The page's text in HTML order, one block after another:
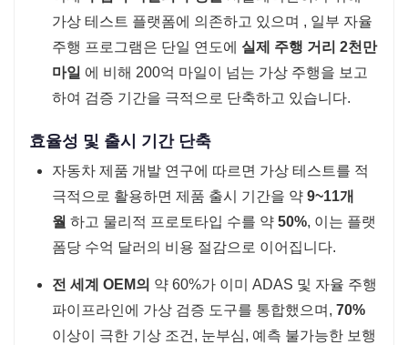
가상 테스트 플랫폼에 의존하고 있으며 , 일부 자율
주행 프로그램은 단일 연도에 실제 주행 거리 2천만
마일 에 비해 200억 마일이 넘는 가상 주행을 보고
하여 검증 기간을 극적으로 단축하고 있습니다.
효율성 및 출시 기간 단축
자동차 제품 개발 연구에 따르면 가상 테스트를 적
극적으로 활용하면 제품 출시 기간을 약 9~11개
월 하고 물리적 프로토타입 수를 약 50%, 이는 플랫
폼당 수억 달러의 비용 절감으로 이어집니다.
전 세계 OEM의 약 60%가 이미 ADAS 및 자율 주행
파이프라인에 가상 검증 도구를 통합했으며, 70%
이상이 극한 기상 조건, 눈부심, 예측 불가능한 보행